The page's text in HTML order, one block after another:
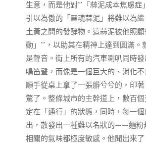
生意，而是他對**「蒜泥成本焦慮症
引以為傲的「靈魂蒜泥」將難以為
土黃之間的發酵物。這蒜泥被他照顧
動」**，以助其在精神上達到圓滿。
是聲音。街上所有的汽車喇叭同時
鳴笛聲，而像是一個巨大的、消化
順手從桌上拿了一張髒兮兮的，印
驚了。整條城市的主幹道上，數百
定在「通行」的狀態，同時，每一
出，散發出一種難以名狀的——麵粉
相關的氣味都極度敏感。他聞出來